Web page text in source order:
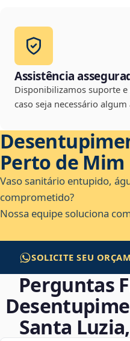
Assistência
Disponibilizamos suporte
caso seja necessário algum
Perto de Mim
Vaso sanitário entupido,
comprometido?
Nossa equipe soluciona
SOLICITE SEU
Perguntas
Santa